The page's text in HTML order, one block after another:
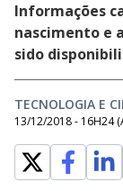
Informações
nascimento e
sido
TECNOLOGIA E
13/12/2018 - 16H24